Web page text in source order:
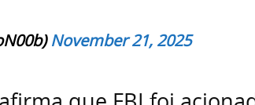
November 21, 2025